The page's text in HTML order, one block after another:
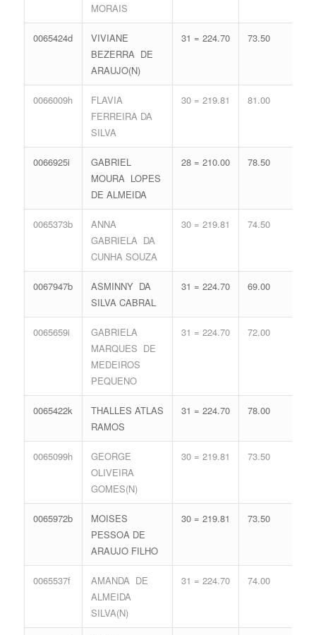
MORAIS
0065424d
VIVIANE
BEZERRA DE
ARAUJO(N)
31 = 224.70 73.50
0066009h
FLAVIA
FERREIRA DA
SILVA
30 = 219.81 81.00
0066925i
GABRIEL
MOURA LOPES
DE ALMEIDA
28 = 210.00 78.50
0065373b
ANNA
GABRIELA DA
CUNHA SOUZA
30 = 219.81 74.50
0067947b
ASMINNY DA
SILVA CABRAL
31 = 224.70 69.00
0065659i
GABRIELA
MARQUES DE
MEDEIROS
PEQUENO
31 = 224.70 72.00
0065422k
THALLES ATLAS
RAMOS
31 = 224.70 78.00
0065099h
GEORGE
OLIVEIRA
GOMES(N)
30 = 219.81 73.50
0065972b
MOISES
PESSOA DE
ARAUJO FILHO
30 = 219.81 73.50
0065537f
AMANDA DE
ALMEIDA
SILVA(N)
31 = 224.70 74.00